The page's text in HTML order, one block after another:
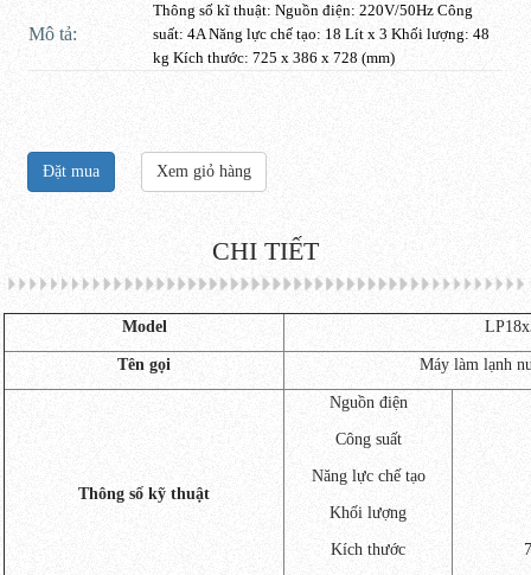
Mô tả:
Thông số kĩ thuật: Nguồn điện: 220V/50Hz Công
suất: 4A Năng lực chế tạo: 18 Lít x 3 Khối lượng: 48
kg Kích thước: 725 x 386 x 728 (mm)
Đặt mua Xem giỏ hàng
CHI TIẾT
Model
Tên gọi Máy làm lạnh
Thông số kỹ thuật
Nguồn điện
Công suất
Năng lực chế tạo
Khối lượng
Kích thước